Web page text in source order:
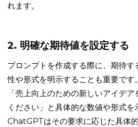
れます。
2. 明確な期待値を設定する
プロンプトを作成する際に、期待す
性や形式を明示することも重要です
「売上向上のための新しいアイデア
ください」と具体的な数値や形式を
ChatGPTはその要求に応じた具体